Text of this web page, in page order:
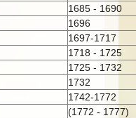
1685 - 1690
1696
1697-1717
1718 - 1725
1725 - 1732
1732
1742-1772
(1772 - 1777)